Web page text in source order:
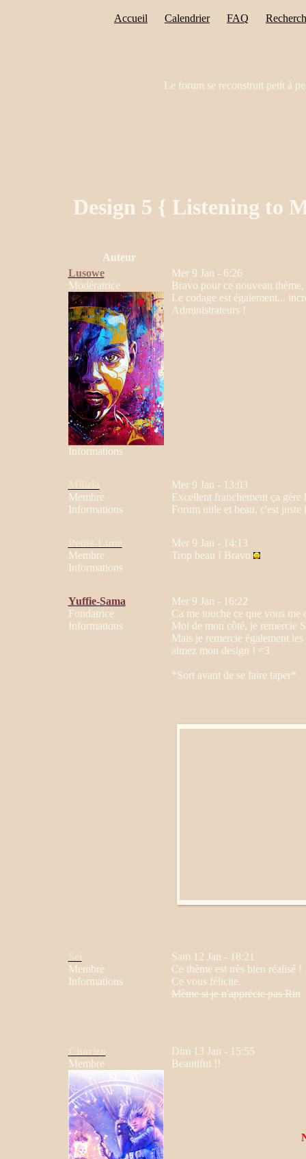
Accueil Calendrier FAQ
Le forum se reconstruit petit à
Design 5 { Listening to
Auteur
Lusowe
Modératrice
Informations
Mer 9 Jan - 6:26
Bravo pour ce nouveau
Le codage est également...
Administrateurs !
Membre
Informations
Mer 9 Jan - 13:03
Excellent franchement ça
Forum utile et beau, c'est
Membre
Informations
Mer 9 Jan - 14:13
Trop beau ! Bravo
Yuffie-Sama
Fondatrice
Informations
Mer 9 Jan - 16:22
Ca me touche ce que vous me
Moi de mon côté, je remercie
Mais je remercie également
aimez mon design ! =3
*Sort avant de se faire taper*
Membre
Informations
Sam 12 Jan - 18:21
Ce thème est très bien réalisé !
Ce vous félicite.
Même si je n'apprécie pas Rin
Membre
Dim 13 Jan - 15:55
Beautiful !!